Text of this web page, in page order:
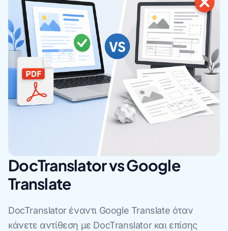
DocTranslator vs Google
Translate
DocTranslator έναντι Google Translate όταν
κάνετε αντίθεση με DocTranslator και επίσης